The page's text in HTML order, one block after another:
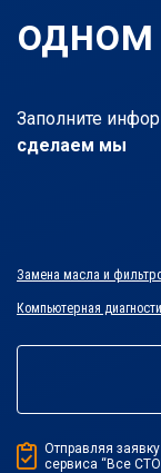
одном
Заполните
сделаем мы
Замена масла и
Компьютерная
Отправляя
сервиса “Все